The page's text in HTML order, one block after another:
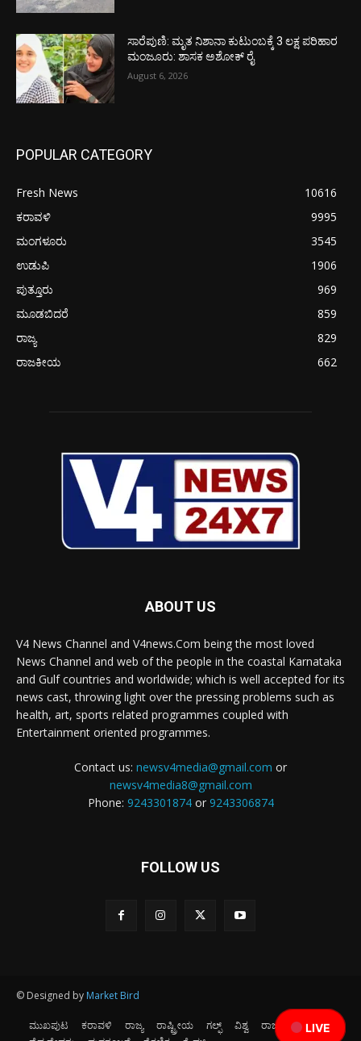
LIVE
ಸಾರೆಪುಣಿ: ಮೃತ ನಿಶಾನಾ ಕುಟುಂಬಕ್ಕೆ 3 ಲಕ್ಷ ಪರಿಹಾರ
ಮಂಜೂರು: ಶಾಸಕ ಅಶೋಕ್ ರೈ
August 6, 2026
POPULAR CATEGORY
Fresh News
10616
ಕರಾವಳಿ
9995
ಮಂಗಳೂರು
3545
ಉಡುಪಿ
1906
ಪುತ್ತೂರು
969
ಮೂಡಬಿದರೆ
859
ರಾಜ್ಯ
829
ರಾಜಕೀಯ
662
ABOUT US
V4 News Channel and V4news.Com being the most loved
News Channel and web of the people in the coastal Karnataka
and Gulf countries and worldwide; which is well accepted for its
news cast, throwing light over the pressing problems such as
health, art, sports related programmes coupled with
Entertainment oriented programmes.
Contact us: newsv4media@gmail.com or
newsv4media8@gmail.com
Phone: 9243301874or 9243306874
FOLLOW US
© Designed by Market Bird
ಮುಖಪುಟ ಕರಾವಳಿ ರಾಜ್ಯ ರಾಷ್ಟ್ರೀಯ ಗಲ್ಫ್ ವಿಶ್ವ ರಾಜಕೀಯ
ಕ್ರೀಡೆ